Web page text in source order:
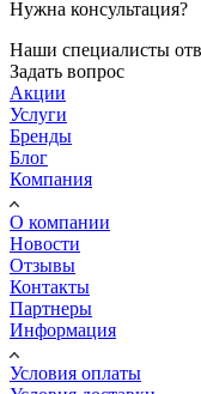
Нужна консультация?
Наши специалисты
Задать вопрос
Акции
Услуги
Бренды
Блог
Компания
О компании
Новости
Отзывы
Контакты
Партнеры
Информация
Условия оплаты